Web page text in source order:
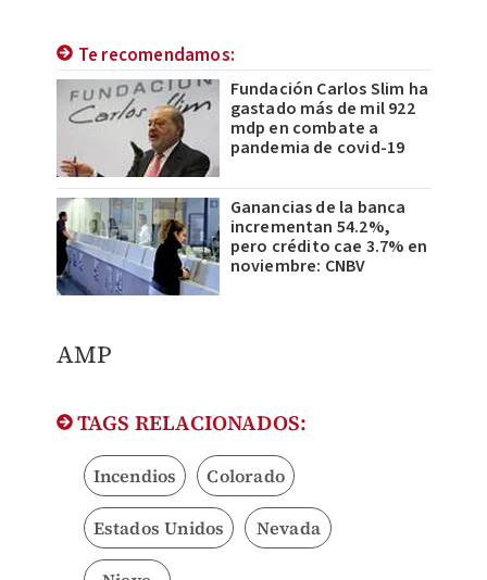
Te recomendamos:
Fundación Carlos Slim ha
gastado más de mil 922
mdp en combate a
pandemia de covid-19
Ganancias de la banca
incrementan 54.2%,
pero crédito cae 3.7% en
noviembre: CNBV
AMP
TAGS RELACIONADOS:
Incendios Colorado
Estados Unidos Nevada